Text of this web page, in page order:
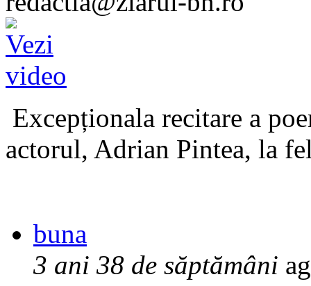
Excepționala recitare a
actorul, Adrian Pintea, la
buna
3 ani 38 de săptămâni